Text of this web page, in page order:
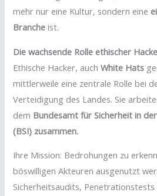
mehr nur eine Kultur, sondern eine
Branche ist.
Die wachsende Rolle ethischer
Ethische Hacker, auchWhite Hats
mittlerweile eine zentrale Rolle bei
Verteidigung des Landes. Sie
dem Bundesamt für Sicherheit in
(BSI) zusammen.
Ihre Mission: Bedrohungen zu
böswilligen Akteuren ausgenutzt
Sicherheitsaudits,